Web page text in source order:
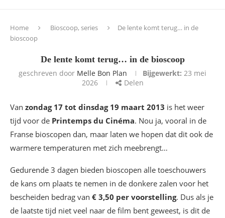
Home Bioscoop, series
De lente komt terug… in de
bioscoop
De lente komt terug… in de bioscoop
geschreven door Melle Bon Plan Bijgewerkt: 23 mei
2026
Delen
Van zondag 17 tot dinsdag 19 maart 2013 is het weer
tijd voor de Printemps du Cinéma. Nou ja, vooral in de
Franse bioscopen dan, maar laten we hopen dat dit ook de
warmere temperaturen met zich meebrengt…
Gedurende 3 dagen bieden bioscopen alle toeschouwers
de kans om plaats te nemen in de donkere zalen voor het
bescheiden bedrag van € 3,50 per voorstelling. Dus als je
de laatste tijd niet veel naar de film bent geweest, is dit de